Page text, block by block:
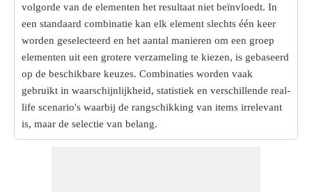
volgorde van de elementen het resultaat niet beïnvloedt. In
een standaard combinatie kan elk element slechts één keer
worden geselecteerd en het aantal manieren om een groep
elementen uit een grotere verzameling te kiezen, is gebaseerd
op de beschikbare keuzes. Combinaties worden vaak
gebruikt in waarschijnlijkheid, statistiek en verschillende real-
life scenario's waarbij de rangschikking van items irrelevant
is, maar de selectie van belang.